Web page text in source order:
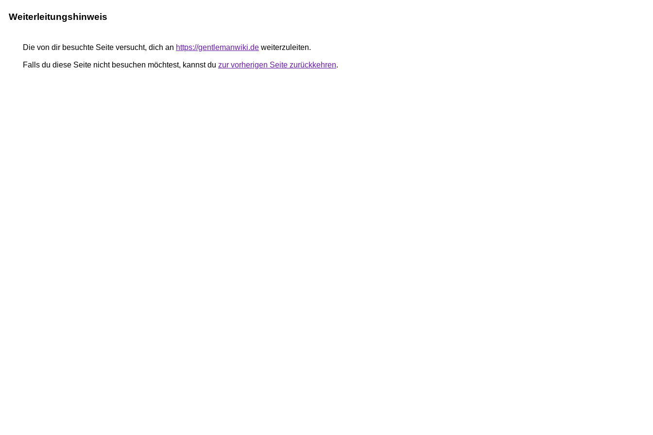
Weiterleitungshinweis
Die von dir besuchte Seite versucht, dich an https://gentlemanwiki.de weiterzuleiten.
Falls du diese Seite nicht besuchen möchtest, kannst du zur vorherigen Seite zurückkehren.